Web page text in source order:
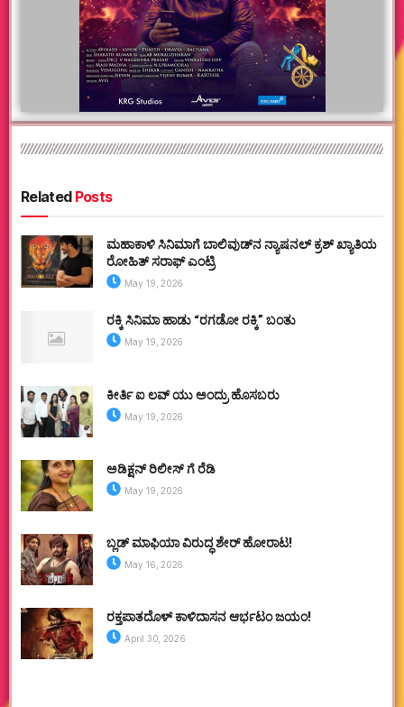
RelatedPosts
ಮಹಾಕಾಳಿ ಸಿನಿಮಾಗೆ ಬಾಲಿವುಡ್‌ನ ನ್ಯಾಷನಲ್ ಕ್ರಶ್ ಖ್ಯಾತಿಯ
ರೋಹಿತ್ ಸರಾಫ್ ಎಂಟ್ರಿ
May 19, 2026
ರಕ್ಕಿ ಸಿನಿಮಾ ಹಾಡು “ರಗಡೋ ರಕ್ಕಿ” ಬಂತು
May 19, 2026
ಕೀರ್ತಿ ಐ ಲವ್ ಯು ಅಂದ್ರು ಹೊಸಬರು
May 19, 2026
ಅಡಿಕ್ಷನ್ ರಿಲೀಸ್ ಗೆ ರೆಡಿ
May 19, 2026
ಬ್ಲಡ್ ಮಾಫಿಯಾ ವಿರುದ್ಧ ಶೇರ್ ಹೋರಾಟ!
May 16, 2026
ರಕ್ತಪಾತದೊಳ್ ಕಾಳಿದಾಸನ ಆರ್ಭಟಂ ಜಯಂ!
April 30, 2026